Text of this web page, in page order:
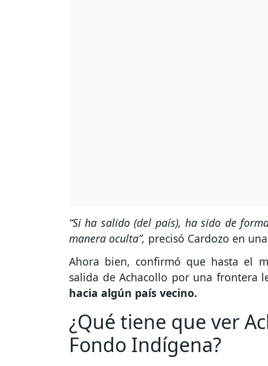
“Si ha salido (del país), ha sido de
manera oculta”, precisó Cardozo en
Ahora bien, confirmó que hasta el
salida de Achacollo por una frontera
hacia algún país vecino.
¿Qué tiene que ver
Fondo Indígena?